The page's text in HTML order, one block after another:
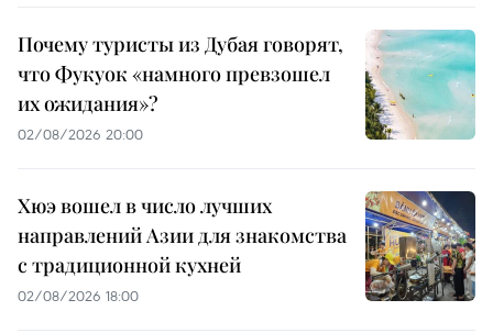
Почему туристы из Дубая говорят,
что Фукуок «намного превзошел
их ожидания»?
02/08/2026 20:00
Хюэ вошел в число лучших
направлений Азии для знакомства
с традиционной кухней
02/08/2026 18:00